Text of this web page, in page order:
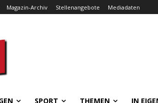
Magazin-Archiv Stellenangebote Mediadaten
SPORT THEMEN IN